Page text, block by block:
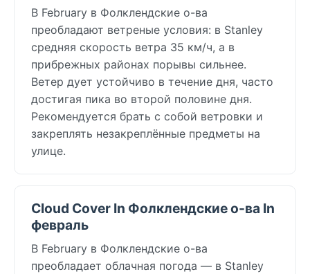
В February в Фолклендские о-ва
преобладают ветреные условия: в Stanley
средняя скорость ветра 35 км/ч, а в
прибрежных районах порывы сильнее.
Ветер дует устойчиво в течение дня, часто
достигая пика во второй половине дня.
Рекомендуется брать с собой ветровки и
закреплять незакреплённые предметы на
улице.
Cloud Cover In Фолклендские о-ва In
февраль
В February в Фолклендские о-ва
преобладает облачная погода — в Stanley